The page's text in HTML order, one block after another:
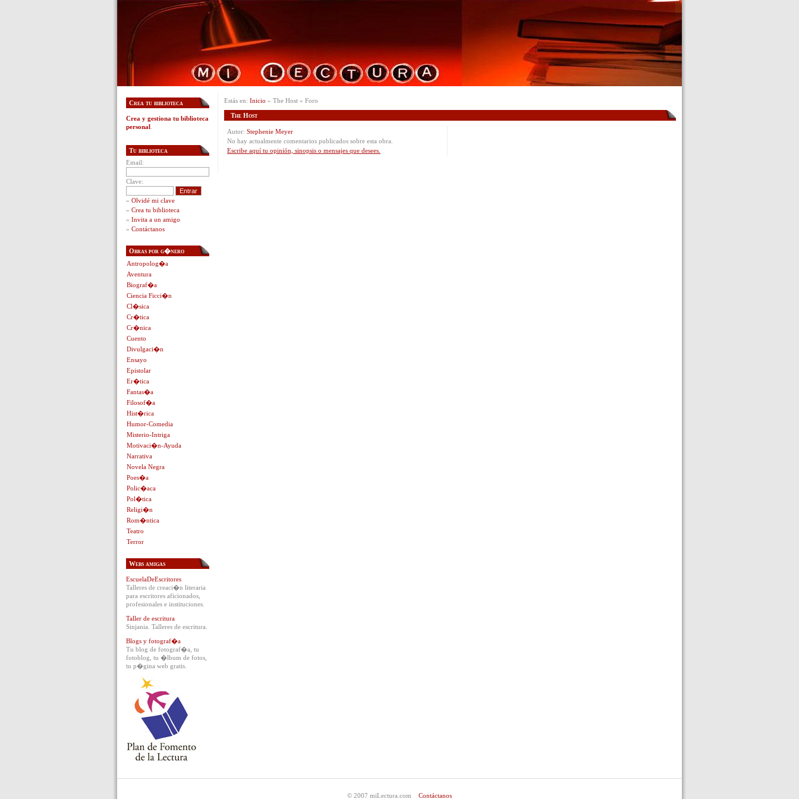
Estás en: Inicio » The Host » Foro
The Host
Autor: Stephenie Meyer
No hay actualmente comentarios publicados sobre esta obra.
Escribe aquí tu opinión, sinopsis o mensajes que desees.
Crea tu biblioteca
Crea y gestiona tu biblioteca
personal
Tu biblioteca
Email:
Clave:
» Olvidé mi clave
» Crea tu biblioteca
» Invita a un amigo
» Contáctanos
Obras por g�nero
Antropolog�a
Aventura
Biograf�a
Ciencia Ficci�n
Cl�sica
Cr�tica
Cr�nica
Cuento
Divulgaci�n
Ensayo
Epistolar
Er�tica
Fantas�a
Filosof�a
Hist�rica
Humor-Comedia
Misterio-Intriga
Motivaci�n-Ayuda
Narrativa
Novela Negra
Poes�a
Polic�aca
Pol�tica
Religi�n
Rom�ntica
Teatro
Terror
Webs amigas
EscuelaDeEscritores
Talleres de creaci�n literaria
para escritores aficionados,
profesionales e instituciones.
Taller de escritura
Sinjania. Talleres de escritura.
Blogs y fotograf�a
Tu blog de fotograf�a, tu
fotoblog, tu �lbum de fotos,
tu p�gina web gratis.
© 2007 miLectura.com Contáctanos